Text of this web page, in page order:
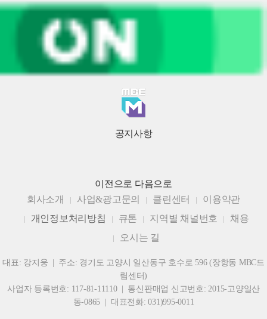
공지사항
이전으로 다음으로
회사소개
사업&광고문의 클린센터
이용약관
개인정보처리방침
큐톤 지역별 채널번호
채용
오시는 길
대표: 강지웅 | 주소: 경기도 고양시 일산동구 호수로 596 (장항동 MBC드
림센터)
사업자 등록번호: 117-81-11110 | 통신판매업 신고번호: 2015-고양일산
동-0865 | 대표전화: 031)995-0011